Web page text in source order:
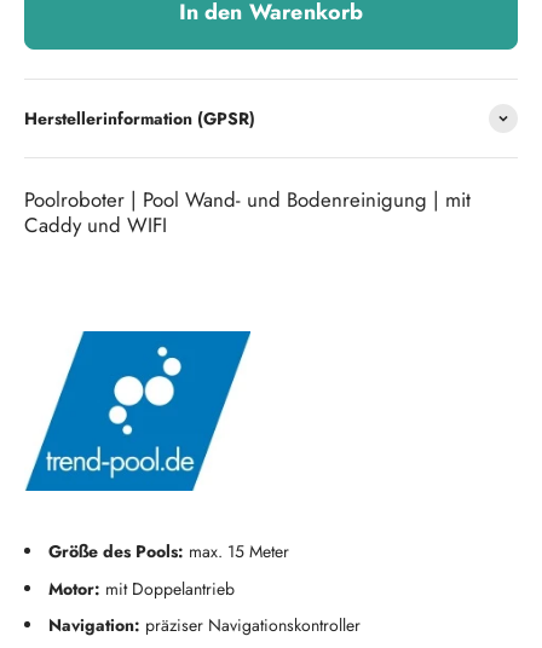
In den Warenkorb
Herstellerinformation (GPSR)
Poolroboter | Pool Wand- und Bodenreinigung | mit
Caddy und WIFI
Größe des Pools: max. 15 Meter
Motor: mit Doppelantrieb
Navigation: präziser Navigationskontroller